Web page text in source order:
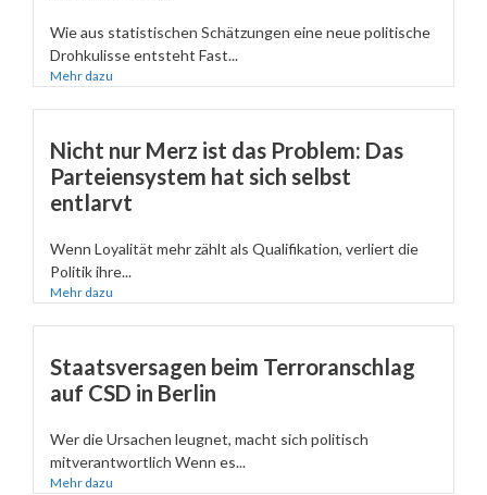
Wie aus statistischen Schätzungen eine neue politische
Drohkulisse entsteht Fast...
Mehr dazu
Nicht nur Merz ist das Problem: Das
Parteiensystem hat sich selbst
entlarvt
Wenn Loyalität mehr zählt als Qualifikation, verliert die
Politik ihre...
Mehr dazu
Staatsversagen beim Terroranschlag
auf CSD in Berlin
Wer die Ursachen leugnet, macht sich politisch
mitverantwortlich Wenn es...
Mehr dazu